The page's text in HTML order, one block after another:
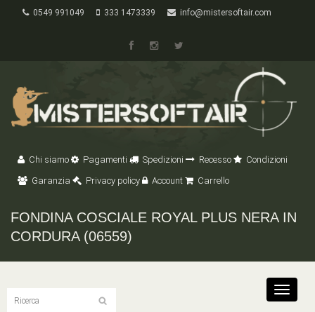
0549 991049 333 1473339 info@mistersoftair.com
Chi siamo Pagamenti Spedizioni Recesso
Condizioni
Garanzia
Privacy policy Account Carrello
FONDINA COSCIALE ROYAL PLUS NERA IN
CORDURA (06559)
Toggle